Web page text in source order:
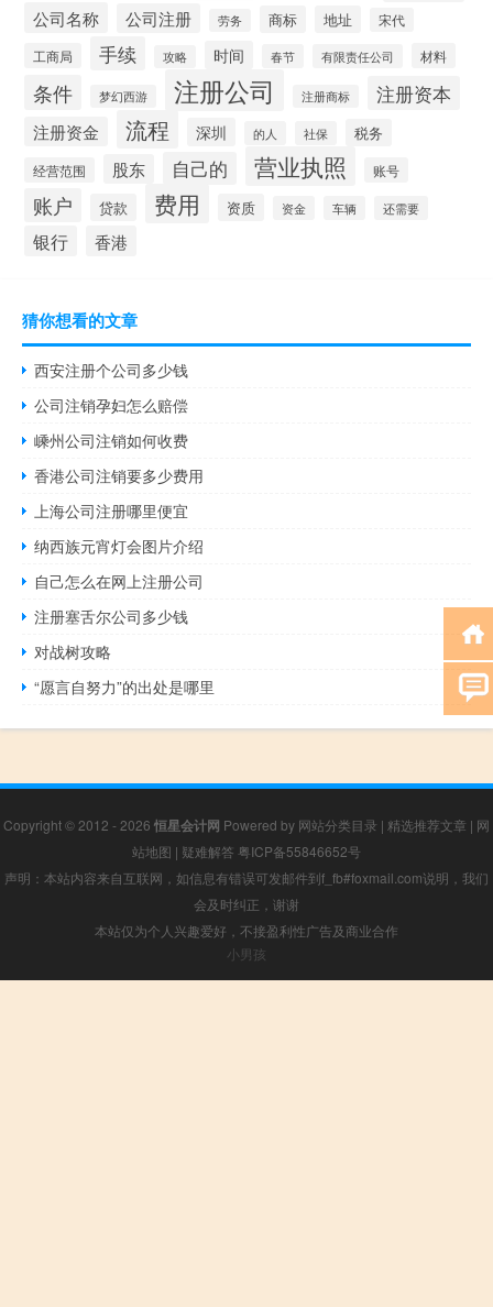
公司名称 公司注册 劳务 商标 地址 宋代
工商局 手续 攻略 时间 春节 有限责任公司 材料
条件 梦幻西游 注册公司 注册商标 注册资本
注册资金 流程 深圳 的人 社保 税务
经营范围 股东 自己的 营业执照 账号
账户 贷款 费用 资质 资金 车辆 还需要
银行 香港
猜你想看的文章
西安注册个公司多少钱
公司注销孕妇怎么赔偿
嵊州公司注销如何收费
香港公司注销要多少费用
上海公司注册哪里便宜
纳西族元宵灯会图片介绍
自己怎么在网上注册公司
注册塞舌尔公司多少钱
对战树攻略
“愿言自努力”的出处是哪里
Copyright © 2012 - 2026 恒星会计网 Powered by 网站分类目录 | 精选推荐文章 | 网
站地图 | 疑难解答 粤ICP备55846652号
声明：本站内容来自互联网，如信息有错误可发邮件到f_fb#foxmail.com说明，我们
会及时纠正，谢谢
本站仅为个人兴趣爱好，不接盈利性广告及商业合作
小男孩